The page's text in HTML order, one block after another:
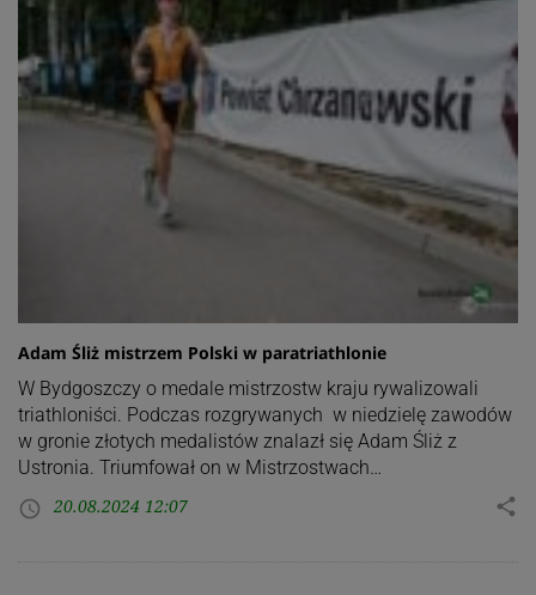
Adam Śliż mistrzem Polski w paratriathlonie
W Bydgoszczy o medale mistrzostw kraju rywalizowali
triathloniści. Podczas rozgrywanych w niedzielę zawodów
w gronie złotych medalistów znalazł się Adam Śliż z
Ustronia. Triumfował on w Mistrzostwach…
access_time 20.08.2024 12:07 share